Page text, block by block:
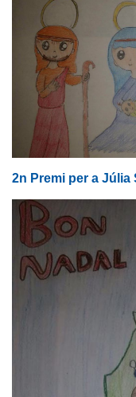
2n Premi per a Júlia